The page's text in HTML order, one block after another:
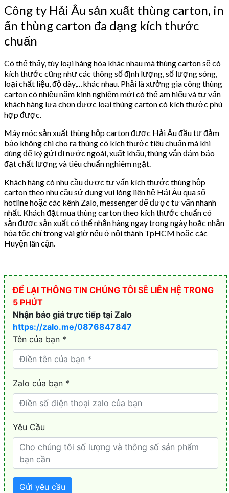
Công ty Hải Âu sản xuất thùng carton, in
ấn thùng carton đa dạng kích thước
chuẩn
Có thể thấy, tùy loại hàng hóa khác nhau mà thùng carton sẽ có
kích thước cũng như các thông số định lượng, số lượng sóng,
loại chất liệu, độ dày,…khác nhau. Phải là xưởng gia công thùng
carton có nhiều năm kinh nghiệm mới có thể am hiểu và tư vấn
khách hàng lựa chọn được loại thùng carton có kích thước phù
hợp được.
Máy móc sản xuất thùng hộp carton được Hải Âu đầu tư đảm
bảo không chi cho ra thùng có kích thước tiêu chuẩn mà khi
dùng để ký gửi đi nước ngoài, xuất khẩu, thùng vẫn đảm bảo
đạt chất lượng và tiêu chuẩn nghiêm ngặt.
Khách hàng có nhu cầu được tư vấn kích thước thùng hộp
carton theo nhu cầu sử dụng vui lòng liên hệ Hải Âu qua số
hotline hoặc các kênh Zalo, messenger để được tư vấn nhanh
nhất. Khách đặt mua thùng carton theo kích thước chuẩn có
sẵn được sản xuất có thể nhận hàng ngay trong ngày hoặc nhận
hỏa tốc chỉ trong vài giờ nếu ở nội thành TpHCM hoặc các
Huyện lân cận.